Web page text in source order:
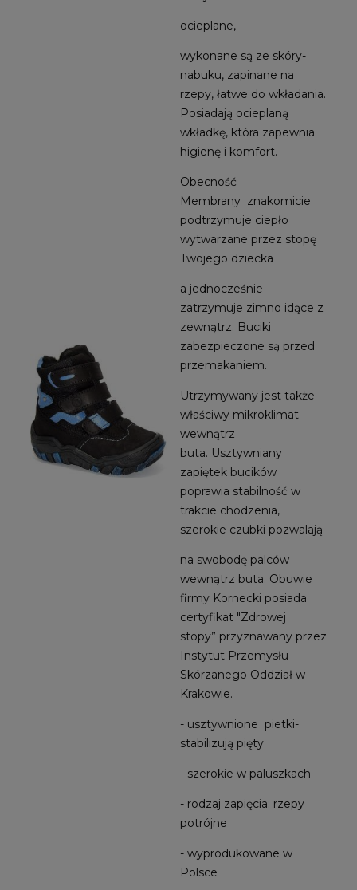
ocieplane,
wykonane są ze skóry-
nabuku, zapinane na
rzepy, łatwe do wkładania.
Posiadają ocieplaną
wkładkę, która zapewnia
higienę i komfort.
Obecność
Membrany znakomicie
podtrzymuje ciepło
wytwarzane przez stopę
Twojego dziecka
a jednocześnie
zatrzymuje zimno idące z
zewnątrz. Buciki
zabezpieczone są przed
przemakaniem.
Utrzymywany jest także
właściwy mikroklimat
wewnątrz
buta. Usztywniany
zapiętek bucików
poprawia stabilność w
trakcie chodzenia,
szerokie czubki pozwalają
na swobodę palców
wewnątrz buta. Obuwie
firmy Kornecki posiada
certyfikat "Zdrowej
stopy” przyznawany przez
Instytut Przemysłu
Skórzanego Oddział w
Krakowie.
- usztywnione pietki-
stabilizują pięty
- szerokie w paluszkach
- rodzaj zapięcia: rzepy
potrójne
- wyprodukowane w
Polsce